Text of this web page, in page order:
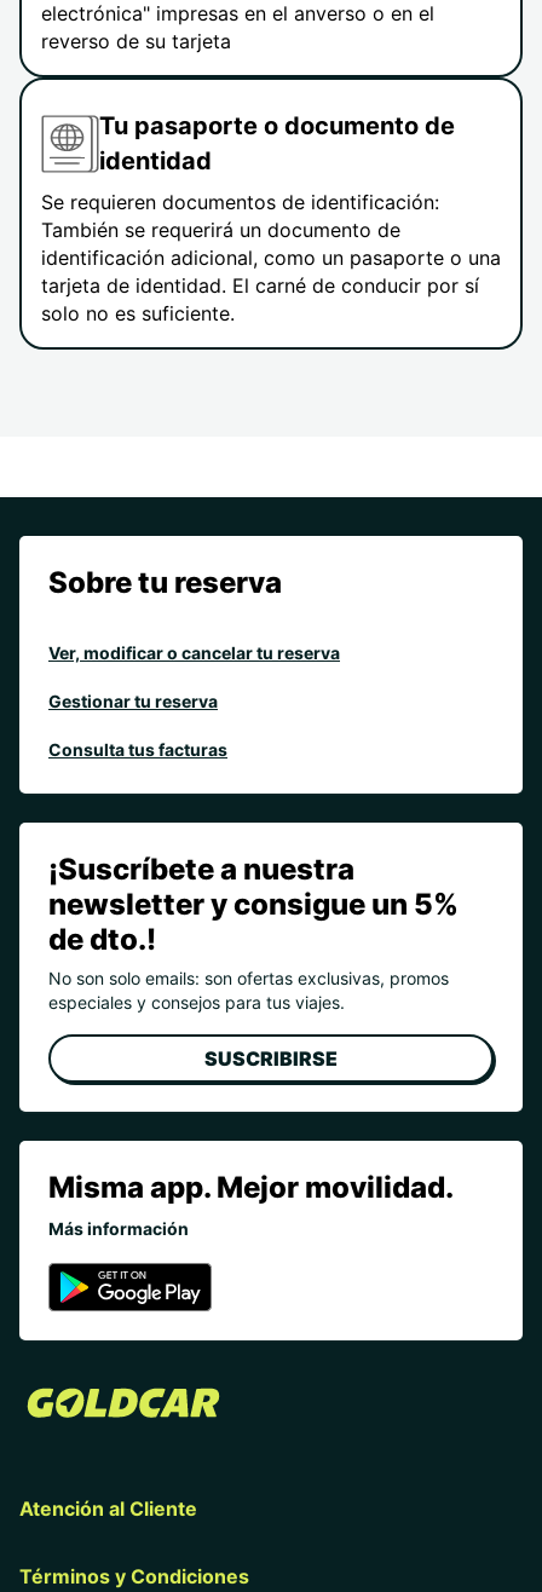
electrónica" impresas en el anverso o en el
reverso de su tarjeta
Tu pasaporte o documento de
identidad
Se requieren documentos de identificación:
También se requerirá un documento de
identificación adicional, como un pasaporte o una
tarjeta de identidad. El carné de conducir por sí
solo no es suficiente.
Sobre tu reserva
Ver, modificar o cancelar tu reserva
Gestionar tu reserva
Consulta tus facturas
¡Suscríbete a nuestra
newsletter y consigue un 5%
de dto.!
No son solo emails: son ofertas exclusivas, promos
especiales y consejos para tus viajes.
SUSCRIBIRSE
Misma app. Mejor movilidad.
Más información
Atención al Cliente
Términos y Condiciones